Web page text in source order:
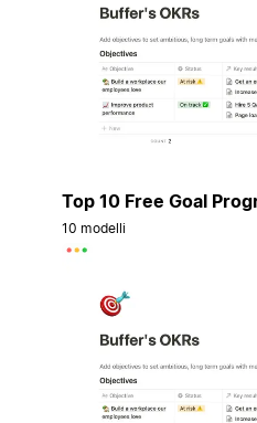
Top 10 Free Goal
10 modelli